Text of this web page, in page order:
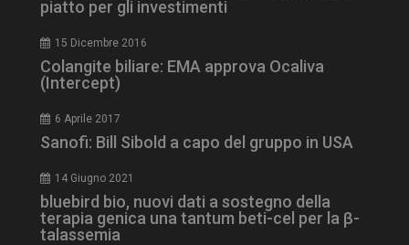
piatto per gli investimenti
15 Dicembre 2016
Colangite biliare: EMA approva Ocaliva
(Intercept)
6 Aprile 2017
Sanofi: Bill Sibold a capo del gruppo in USA
14 Giugno 2021
bluebird bio, nuovi dati a sostegno della
terapia genica una tantum beti-cel per la β-
talassemia
tracking-sites-
ARRAffinity
Microsoft Corporation
.www.dailyhealthindustry.it